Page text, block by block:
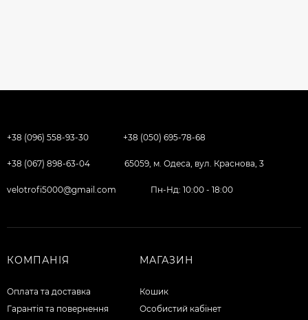
+38 (096) 558-93-30 +38 (050) 695-78-68
+38 (067) 898-63-04 65059, м. Одеса, вул. Краснова, 3
velotrofi5000@gmail.com Пн-Нд: 10:00 - 18:00
КОМПАНІЯ
Оплата та доставка
Гарантія та повернення
МАГАЗИН
Кошик
Особистий кабінет